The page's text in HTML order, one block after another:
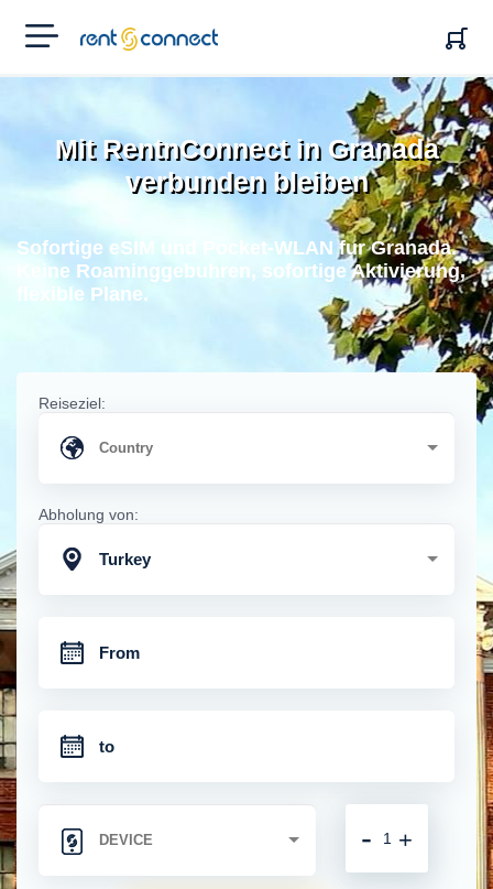
RENT'N
CONNECT
Mit RentnConnect in Granada
verbunden bleiben
Sofortige eSIM und Pocket-WLAN fur Granada.
Keine Roaminggebuhren, sofortige Aktivierung,
flexible Plane.
Reiseziel:
Abholung von:
Turkey
+
-